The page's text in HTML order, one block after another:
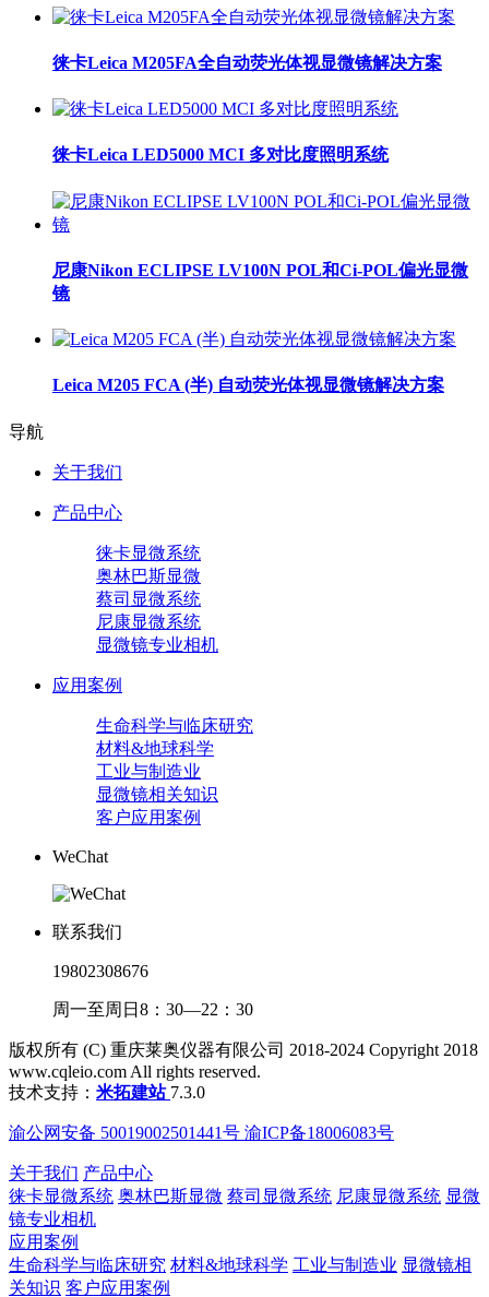
徕卡Leica M205FA全自动荧光体视显微镜解决方案
徕卡Leica LED5000 MCI 多对比度照明系统
尼康Nikon ECLIPSE LV100N POL和Ci-POL偏光显微
镜
Leica M205 FCA (半) 自动荧光体视显微镜解决方案
导航
关于我们
产品中心
徕卡显微系统
奥林巴斯显微
蔡司显微系统
尼康显微系统
显微镜专业相机
应用案例
生命科学与临床研究
材料&地球科学
工业与制造业
显微镜相关知识
客户应用案例
WeChat
联系我们
19802308676
周一至周日8：30—22：30
版权所有 (C) 重庆莱奥仪器有限公司 2018-2024 Copyright 2018
www.cqleio.com All rights reserved.
技术支持： 米拓建站 7.3.0
渝公网安备 50019002501441号 渝ICP备18006083号
关于我们 产品中心
徕卡显微系统 奥林巴斯显微 蔡司显微系统 尼康显微系统 显微
镜专业相机
应用案例
生命科学与临床研究 材料&地球科学 工业与制造业 显微镜相
关知识 客户应用案例